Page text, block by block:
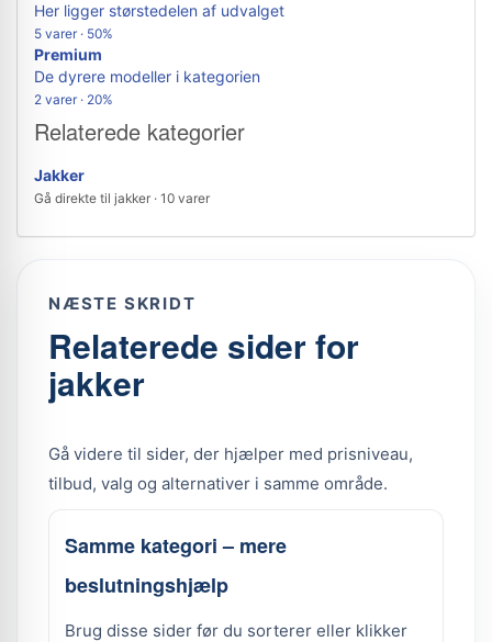
Her ligger størstedelen af udvalget
5 varer · 50%
Premium
De dyrere modeller i kategorien
2 varer · 20%
Relaterede kategorier
Jakker
Gå direkte til jakker · 10 varer
NÆSTE SKRIDT
Relaterede sider for
jakker
Gå videre til sider, der hjælper med prisniveau,
tilbud, valg og alternativer i samme område.
Samme kategori – mere
beslutningshjælp
Brug disse sider før du sorterer eller klikker